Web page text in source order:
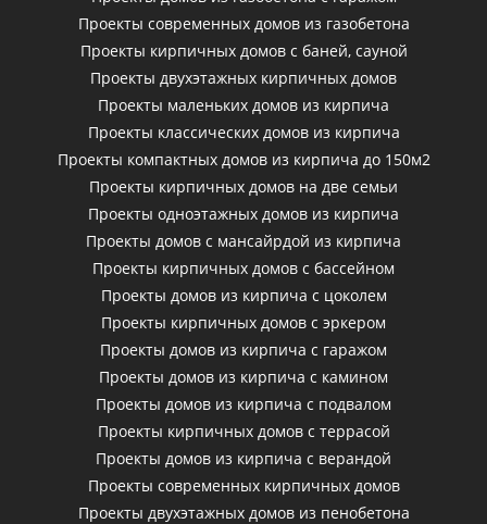
Проекты современных домов из газобетона
Проекты кирпичных домов с баней, сауной
Проекты двухэтажных кирпичных домов
Проекты маленьких домов из кирпича
Проекты классических домов из кирпича
Проекты компактных домов из кирпича до 150м2
Проекты кирпичных домов на две семьи
Проекты одноэтажных домов из кирпича
Проекты домов с мансайрдой из кирпича
Проекты кирпичных домов с бассейном
Проекты домов из кирпича с цоколем
Проекты кирпичных домов с эркером
Проекты домов из кирпича с гаражом
Проекты домов из кирпича с камином
Проекты домов из кирпича с подвалом
Проекты кирпичных домов с террасой
Проекты домов из кирпича с верандой
Проекты современных кирпичных домов
Проекты двухэтажных домов из пенобетона